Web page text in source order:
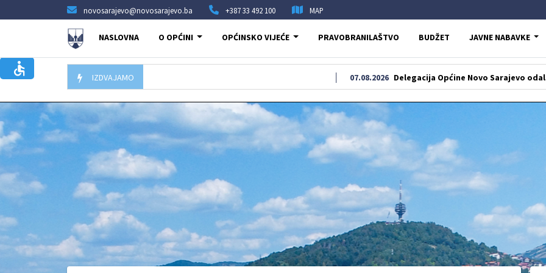
novosarajevo@novosarajevo.ba +387 33 492 100 MAP
NASLOVNA O OPĆINI OPĆINSKO VIJEĆE PRAVOBRANILAŠTVO BUDŽET JAVNE NABAVKE
IZDVAJAMO Delegacija Općine Novo Sarajevo odala počast